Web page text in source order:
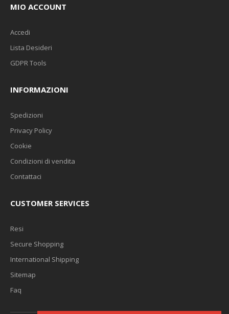
MIO ACCOUNT
Accedi
Lista Desideri
GDPR Tools
INFORMAZIONI
Spedizioni
Privacy Policy
Cookie
Condizioni di vendita
Contattaci
CUSTOMER SERVICES
Resi
Secure Shopping
International Shipping
Sitemap
Faq